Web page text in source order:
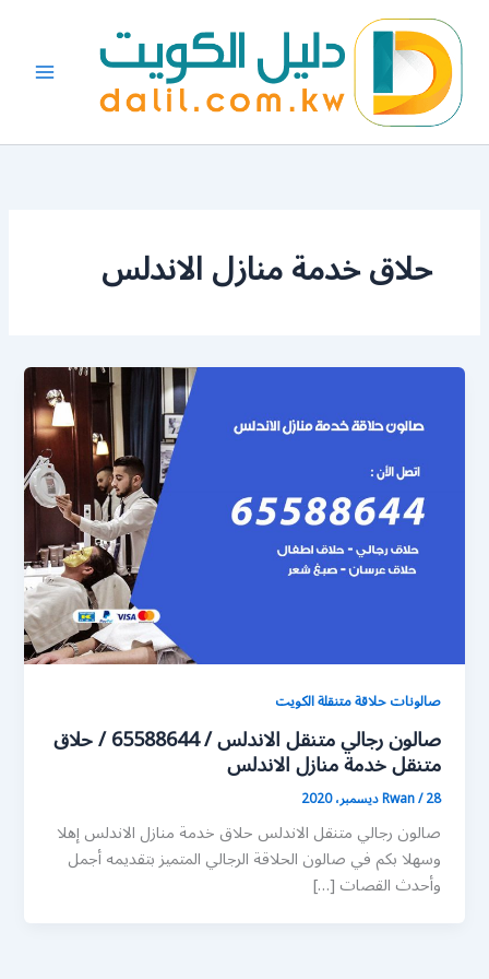
المحتوى
حلاق خدمة منازل الاندلس
صالونات حلاقة متنقلة الكويت
صالون رجالي متنقل الاندلس / 65588644 / حلاق
متنقل خدمة منازل الاندلس
Rwan/28 ديسمبر، 2020
صالون رجالي متنقل الاندلس حلاق خدمة منازل الاندلس إهلا
وسهلا بكم في صالون الحلاقة الرجالي المتميز بتقديمه أجمل
وأحدث القصات […]